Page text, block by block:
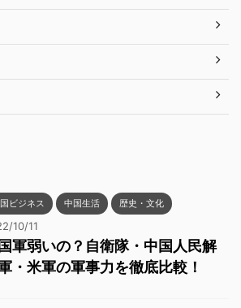
ビジネス 中国生活 歴史・文化
10/11
軍弱いの？自衛隊・中国人民解
・米軍の軍事力を徹底比較！